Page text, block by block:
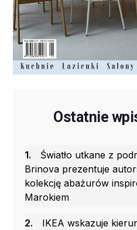
Ostatnie
1.
Światło utkane z
Brinova prezentuje
kolekcję abażurów
Marokiem
2.
IKEA wskazuje